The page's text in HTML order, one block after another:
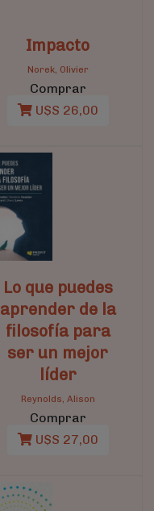
Impacto
Norek, Olivier
Comprar
U$S 26,00
Lo que puedes
aprender de la
filosofía para
ser un mejor
líder
Reynolds, Alison
Comprar
U$S 27,00